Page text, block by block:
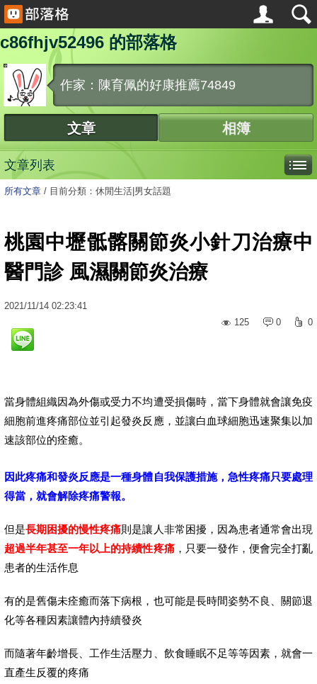
c86fhjv52496 的部落格
作家：陳育佩的好康推薦74849
文章 相簿
文章列表
所有文章 / 目前分類：休閒生活|男女話題
桃園中壢骶髂關節炎小針刀治療中
醫門診 風濕關節炎治療
2021/11/14 02:23:41
125
0 0
當身體組織因為外傷或受力不均遭受損傷時，當下身體就會讓免疫
細胞前進疼痛部位並引起發炎反應，並讓白血球細胞迅速聚集以加
速該部位的痊癒。
因此疼痛和發炎反應是一種身體自我保護措施，急性疼痛只要處理
得當，就會解除疼痛警報。
但是長期困擾的慢性疼痛則是讓人非常困擾，因為患者通常會出現
超過半年甚至一年以上的持續性疼痛，只要一發作，便會完全打亂
患者的生活作息
有的是舊傷未痊癒而落下病根，也可能是長時間姿勢不良、關節退
化等各種因素讓體內持續發炎
而隨著年齡增長、工作生活壓力、飲食睡眠不足等等因素，就會一
直產生反覆的疼痛